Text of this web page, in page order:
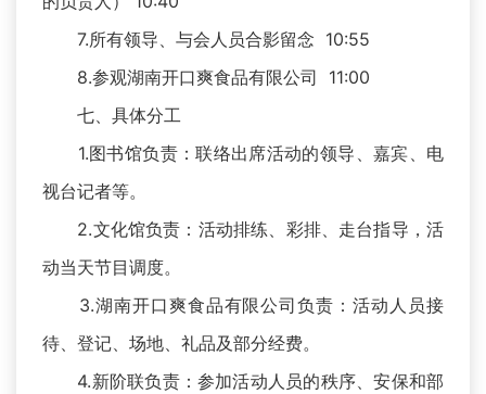
7.所有领导、与会人员合影留念 10:55
8.参观湖南开口爽食品有限公司 11:00
七、具体分工
1.图书馆负责：联络出席活动的领导、嘉宾、电
视台记者等。
2.文化馆负责：活动排练、彩排、走台指导，活
动当天节目调度。
3.湖南开口爽食品有限公司负责：活动人员接
待、登记、场地、礼品及部分经费。
4.新阶联负责：参加活动人员的秩序、安保和部